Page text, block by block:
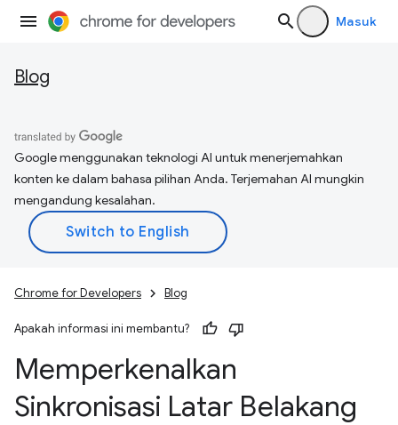
Masuk
Blog
Google menggunakan teknologi AI untuk menerjemahkan
konten ke dalam bahasa pilihan Anda. Terjemahan AI mungkin
mengandung kesalahan.
Chrome for Developers Blog
Apakah informasi ini membantu?
Memperkenalkan
Sinkronisasi Latar Belakang